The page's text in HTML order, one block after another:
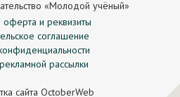
«Молодой учёный»
оферта и реквизиты
соглашение
рассылки
сайта OctoberWeb